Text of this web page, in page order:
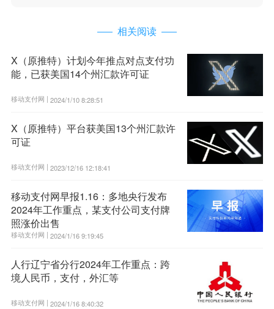
相关阅读
X（原推特）计划今年推点对点支付功
能，已获美国14个州汇款许可证
移动支付网 | 2024/1/10 8:28:51
X（原推特）平台获美国13个州汇款许
可证
移动支付网 | 2023/12/16 12:18:41
移动支付网早报1.16：多地央行发布
2024年工作重点，某支付公司支付牌
照涨价出售
移动支付网 | 2024/1/16 9:19:45
人行辽宁省分行2024年工作重点：跨
境人民币，支付，外汇等
移动支付网 | 2024/1/16 8:40:32